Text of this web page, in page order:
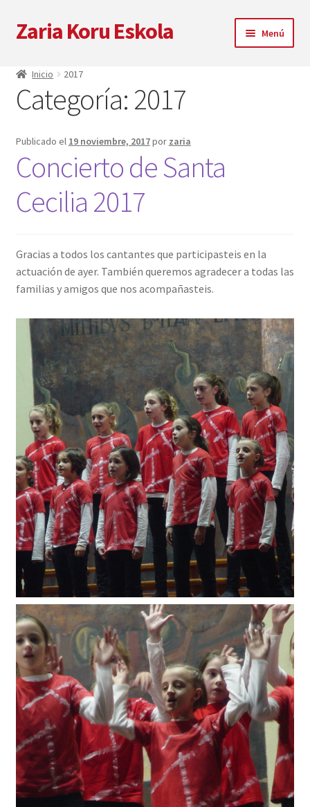
Ir
a
navegación
Ir
al
Zaria Koru Eskola Menú
Zaria Koru Eskola
Blog
Colaboraciones
Próximas actuaciones
Zarialagun
Newsletter
Tienda
Inicio 2017
Categoría: 2017
Publicado el 19 noviembre, 2017por zaria
Concierto de Santa
Cecilia 2017
Gracias a todos los cantantes que participasteis en la
actuación de ayer. También queremos agradecer a todas las
familias y amigos que nos acompañasteis.